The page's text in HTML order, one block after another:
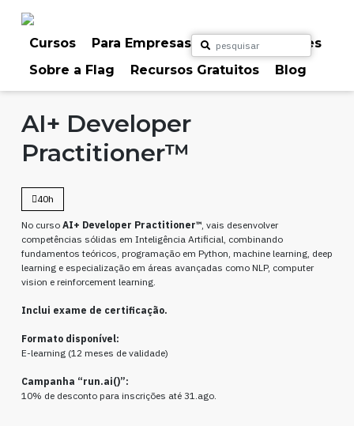
Cursos Para Empresas
Para Particulares
Sobre a Flag
Recursos Gratuitos Blog
Home Cursos Inteligência Artificial
AI Certs
AI+ Developer
Practitioner™
40h
No curso AI+ Developer Practitioner™, vais desenvolver
competências sólidas em Inteligência Artificial, combinando
fundamentos teóricos, programação em Python, machine learning, deep
learning e especialização em áreas avançadas como NLP, computer
vision e reinforcement learning.
Inclui exame de certificação.
Formato disponível:
E-learning (12 meses de validade)
Campanha “run.ai()”:
10% de desconto para inscrições até 31.ago.